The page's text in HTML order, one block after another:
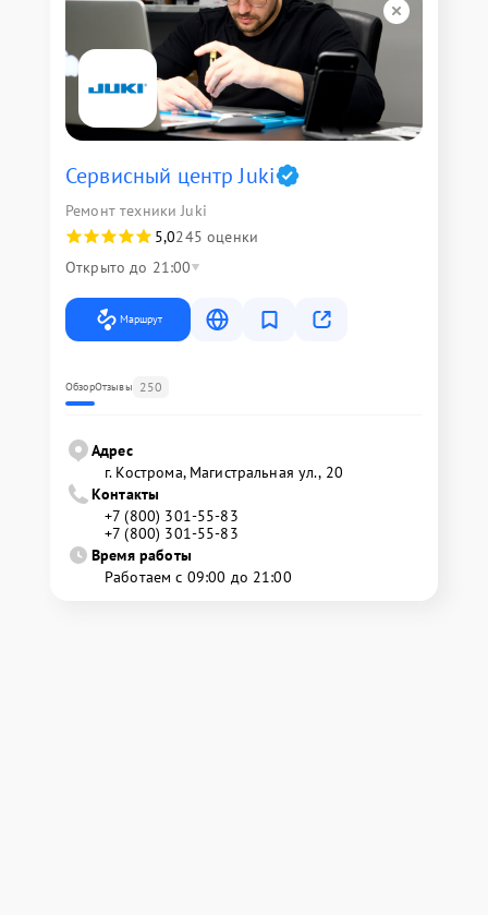
Сервисный центр Juki
Ремонт техники Juki
5,0245 оценки
Открыто до 21:00
Маршрут
ОбзорОтзывы 250
Адрес
г. Кострома, Магистральная ул., 20
Контакты
+7 (800) 301-55-83
+7 (800) 301-55-83
Время работы
Работаем с 09:00 до 21:00